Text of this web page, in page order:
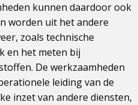
kunnen daardoor ook
worden uit het andere
zoals technische
en het meten bij
De werkzaamheden
leiding van de
inzet van andere diensten,